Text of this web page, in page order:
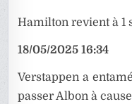
Hamilton revient à 1
18/05/2025 16:34
Verstappen a
passer Albon à